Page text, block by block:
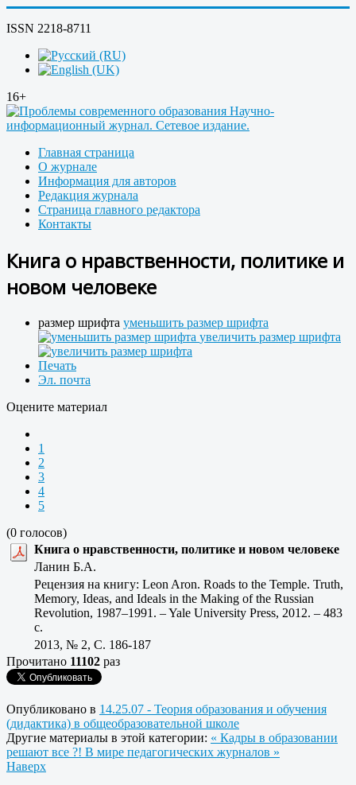
ISSN 2218-8711
16+
Главная страница
О журнале
Информация для авторов
Редакция журнала
Страница главного редактора
Контакты
Книга о нравственности, политике и
новом человеке
размер шрифта уменьшить размер шрифта
увеличить размер шрифта
Печать
Эл. почта
Оцените материал
1
2
3
4
5
(0 голосов)
Книга о нравственности, политике и новом человеке
Ланин Б.А.
Рецензия на книгу: Leon Aron. Roads to the Temple. Truth,
Memory, Ideas, and Ideals in the Making of the Russian
Revolution, 1987–1991. – Yale University Press, 2012. – 483
с.
2013, № 2, C. 186-187
Прочитано 11102 раз
Опубликовано в 14.25.07 - Теория образования и обучения
(дидактика) в общеобразовательной школе
Другие материалы в этой категории: « Кадры в образовании
решают все ?! В мире педагогических журналов »
Наверх